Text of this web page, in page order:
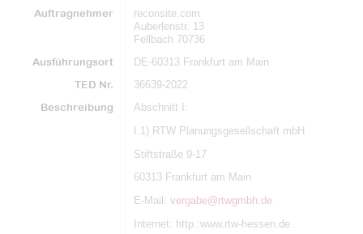
Auftragnehmer
reconsite.com
Auberlenstr. 13
Fellbach 70736
Ausführungsort
DE-60313 Frankfurt am Main
TED Nr.
36639-2022
Beschreibung
Abschnitt I:
I.1) RTW Planungsgesellschaft mbH
Stiftstraße 9-17
60313 Frankfurt am Main
E-Mail: vergabe@rtwgmbh.de
Internet: http.:www.rtw-hessen.de